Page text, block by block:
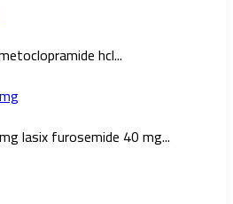
hcl...
lasix furosemide 40 mg...